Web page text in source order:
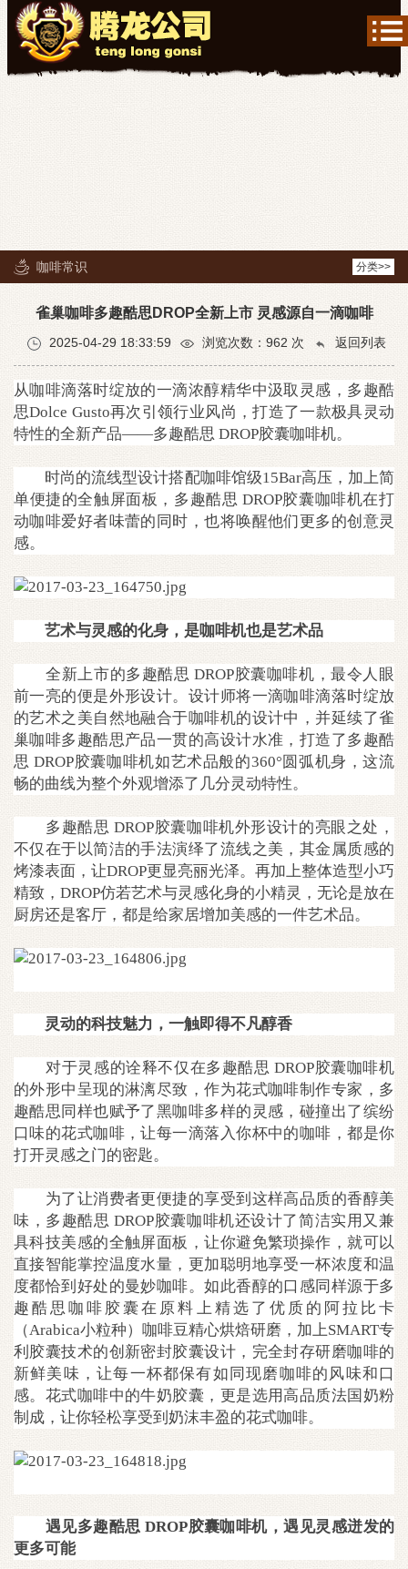
咖啡常识 分类>>
雀巢咖啡多趣酷思DROP全新上市 灵感源自一滴咖啡
2025-04-29 18:33:59 浏览次数： 962 次 返回列表
从咖啡滴落时绽放的一滴浓醇精华中汲取灵感，多趣酷
思Dolce Gusto再次引领行业风尚，打造了一款极具灵动
特性的全新产品——多趣酷思 DROP胶囊咖啡机。
时尚的流线型设计搭配咖啡馆级15Bar高压，加上简
单便捷的全触屏面板，多趣酷思 DROP胶囊咖啡机在打
动咖啡爱好者味蕾的同时，也将唤醒他们更多的创意灵
感。
艺术与灵感的化身，是咖啡机也是艺术品
全新上市的多趣酷思 DROP胶囊咖啡机，最令人眼
前一亮的便是外形设计。设计师将一滴咖啡滴落时绽放
的艺术之美自然地融合于咖啡机的设计中，并延续了雀
巢咖啡多趣酷思产品一贯的高设计水准，打造了多趣酷
思 DROP胶囊咖啡机如艺术品般的360°圆弧机身，这流
畅的曲线为整个外观增添了几分灵动特性。
多趣酷思 DROP胶囊咖啡机外形设计的亮眼之处，
不仅在于以简洁的手法演绎了流线之美，其金属质感的
烤漆表面，让DROP更显亮丽光泽。再加上整体造型小巧
精致，DROP仿若艺术与灵感化身的小精灵，无论是放在
厨房还是客厅，都是给家居增加美感的一件艺术品。
灵动的科技魅力，一触即得不凡醇香
对于灵感的诠释不仅在多趣酷思 DROP胶囊咖啡机
的外形中呈现的淋漓尽致，作为花式咖啡制作专家，多
趣酷思同样也赋予了黑咖啡多样的灵感，碰撞出了缤纷
口味的花式咖啡，让每一滴落入你杯中的咖啡，都是你
打开灵感之门的密匙。
为了让消费者更便捷的享受到这样高品质的香醇美
味，多趣酷思 DROP胶囊咖啡机还设计了简洁实用又兼
具科技美感的全触屏面板，让你避免繁琐操作，就可以
直接智能掌控温度水量，更加聪明地享受一杯浓度和温
度都恰到好处的曼妙咖啡。如此香醇的口感同样源于多
趣酷思咖啡胶囊在原料上精选了优质的阿拉比卡
（Arabica小粒种）咖啡豆精心烘焙研磨，加上SMART专
利胶囊技术的创新密封胶囊设计，完全封存研磨咖啡的
新鲜美味，让每一杯都保有如同现磨咖啡的风味和口
感。花式咖啡中的牛奶胶囊，更是选用高品质法国奶粉
制成，让你轻松享受到奶沫丰盈的花式咖啡。
遇见多趣酷思 DROP胶囊咖啡机，遇见灵感迸发的
更多可能